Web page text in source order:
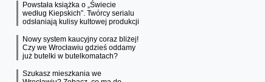
Powstała książka o „Świecie
według Kiepskich”. Twórcy serialu
odsłaniają kulisy kultowej produkcji
Nowy system kaucyjny coraz bliżej!
Czy we Wrocławiu gdzieś oddamy
już butelki w butelkomatach?
Szukasz mieszkania we